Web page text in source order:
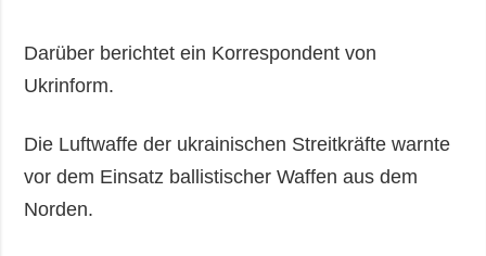
Darüber berichtet ein Korrespondent von
Ukrinform.
Die Luftwaffe der ukrainischen Streitkräfte warnte
vor dem Einsatz ballistischer Waffen aus dem
Norden.